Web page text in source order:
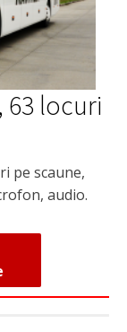
63 locuri
pe scaune,
audio.